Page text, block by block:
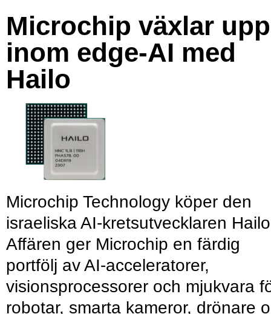
Microchip växlar upp
inom edge-AI med
Hailo
Microchip Technology köper den
israeliska AI-kretsutvecklaren
Affären ger Microchip en färdig
portfölj av AI-acceleratorer,
visionsprocessorer och mjukvara
robotar, smarta kameror, drönare